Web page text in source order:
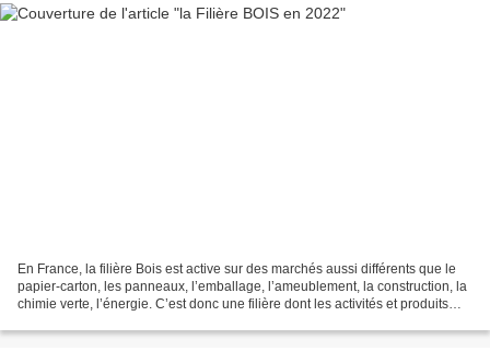
En France, la filière Bois est active sur des marchés aussi différents que le
papier-carton, les panneaux, l’emballage, l’ameublement, la construction, la
chimie verte, l’énergie. C’est donc une filière dont les activités et produits